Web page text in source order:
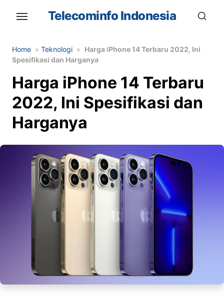
content
Telecominfo Indonesia
Home » Teknologi » Harga iPhone 14 Terbaru 2022, Ini
Spesifikasi dan Harganya
Harga iPhone 14 Terbaru
2022, Ini Spesifikasi dan
Harganya